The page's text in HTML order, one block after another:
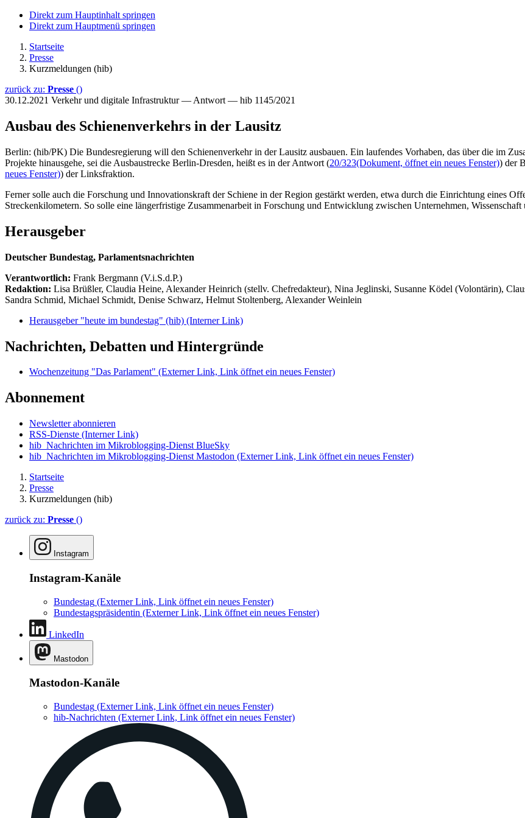
Direkt zum Hauptinhalt springen
Direkt zum Hauptmenü springen
Startseite
Presse
Kurzmeldungen (hib)
zurück zu: Presse ()
30.12.2021 Verkehr und digitale Infrastruktur — Antwort — hib 1145/2021
Ausbau des Schienenverkehrs in der Lausitz
Berlin: (hib/PK) Die Bundesregierung will den Schienenverkehr in der Lausitz ausbauen. Ein laufendes Vorhaben, das über die im
Projekte hinausgehe, sei die Ausbaustrecke Berlin-Dresden, heißt es in der Antwort (20/323(Dokument, öffnet ein neues Fenster)) der
neues Fenster)) der Linksfraktion.
Ferner solle auch die Forschung und Innovationskraft der Schiene in der Region gestärkt werden, etwa durch die Einrichtung eines
Streckenkilometern. So solle eine längerfristige Zusammenarbeit in Forschung und Entwicklung zwischen Unternehmen,
Herausgeber
Deutscher Bundestag, Parlamentsnachrichten
Verantwortlich: Frank Bergmann (V.i.S.d.P.)
Redaktion: Lisa Brüßler, Claudia Heine, Alexander Heinrich (stellv. Chefredakteur), Nina Jeglinski, Susanne Ködel (Volontärin),
Sandra Schmid, Michael Schmidt, Denise Schwarz, Helmut Stoltenberg, Alexander Weinlein
Herausgeber "heute im bundestag" (hib) (Interner Link)
Nachrichten, Debatten und Hintergründe
Wochenzeitung "Das Parlament" (Externer Link, Link öffnet ein neues Fenster)
Abonnement
Newsletter abonnieren
RSS-Dienste (Interner Link)
hib_Nachrichten im Mikroblogging-Dienst BlueSky
hib_Nachrichten im Mikroblogging-Dienst Mastodon (Externer Link, Link öffnet ein neues Fenster)
Startseite
Presse
Kurzmeldungen (hib)
zurück zu: Presse ()
Instagram
Instagram-Kanäle
Bundestag (Externer Link, Link öffnet ein neues Fenster)
Bundestagspräsidentin (Externer Link, Link öffnet ein neues Fenster)
LinkedIn
Mastodon
Mastodon-Kanäle
Bundestag (Externer Link, Link öffnet ein neues Fenster)
hib-Nachrichten (Externer Link, Link öffnet ein neues Fenster)